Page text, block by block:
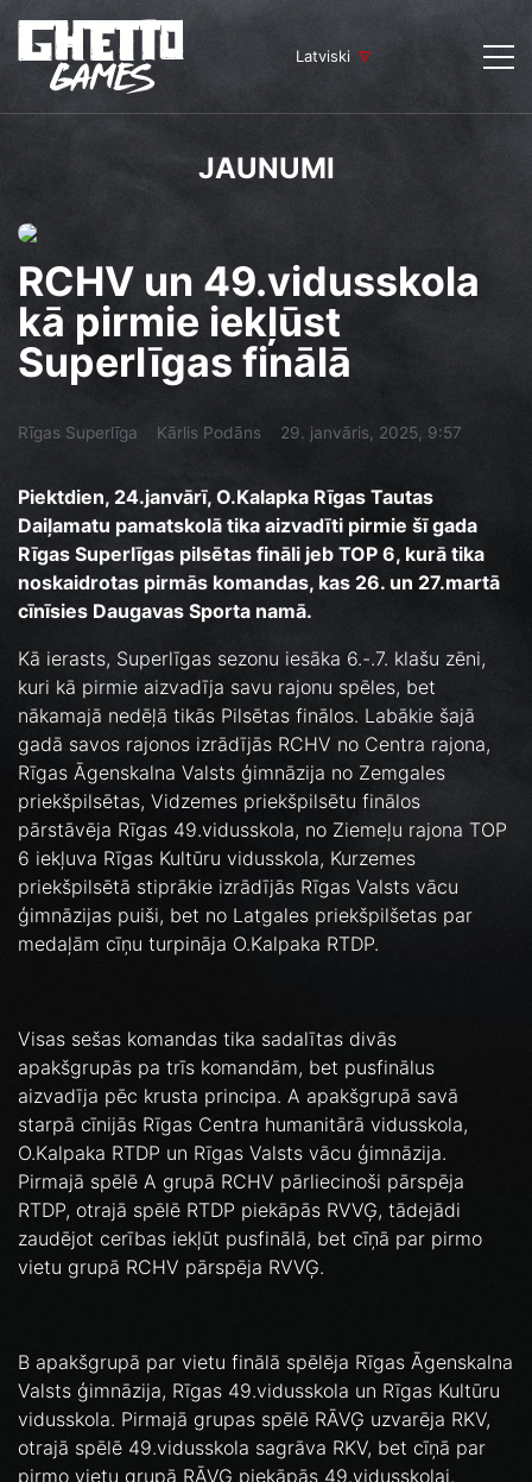
Latviski
JAUNUMI
RCHV un 49.vidusskola
kā pirmie iekļūst
Superlīgas finālā
Rīgas Superlīga Kārlis Podāns 29. janvāris, 2025, 9:57
Piektdien, 24.janvārī, O.Kalapka Rīgas Tautas
Daiļamatu pamatskolā tika aizvadīti pirmie šī gada
Rīgas Superlīgas pilsētas fināli jeb TOP 6, kurā tika
noskaidrotas pirmās komandas, kas 26. un 27.martā
cīnīsies Daugavas Sporta namā.
Kā ierasts, Superlīgas sezonu iesāka 6.-.7. klašu zēni,
kuri kā pirmie aizvadīja savu rajonu spēles, bet
nākamajā nedēļā tikās Pilsētas finālos. Labākie šajā
gadā savos rajonos izrādījās RCHV no Centra rajona,
Rīgas Āgenskalna Valsts ģimnāzija no Zemgales
priekšpilsētas, Vidzemes priekšpilsētu finālos
pārstāvēja Rīgas 49.vidusskola, no Ziemeļu rajona TOP
6 iekļuva Rīgas Kultūru vidusskola, Kurzemes
priekšpilsētā stiprākie izrādījās Rīgas Valsts vācu
ģimnāzijas puiši, bet no Latgales priekšpilšetas par
medaļām cīņu turpināja O.Kalpaka RTDP.
Visas sešas komandas tika sadalītas divās
apakšgrupās pa trīs komandām, bet pusfinālus
aizvadīja pēc krusta principa. A apakšgrupā savā
starpā cīnijās Rīgas Centra humanitārā vidusskola,
O.Kalpaka RTDP un Rīgas Valsts vācu ģimnāzija.
Pirmajā spēlē A grupā RCHV pārliecinoši pārspēja
RTDP, otrajā spēlē RTDP piekāpās RVVĢ, tādejādi
zaudējot cerības iekļūt pusfinālā, bet cīņā par pirmo
vietu grupā RCHV pārspēja RVVĢ.
B apakšgrupā par vietu finālā spēlēja Rīgas Āgenskalna
Valsts ģimnāzija, Rīgas 49.vidusskola un Rīgas Kultūru
vidusskola. Pirmajā grupas spēlē RĀVĢ uzvarēja RKV,
otrajā spēlē 49.vidusskola sagrāva RKV, bet cīņā par
pirmo vietu grupā RĀVĢ piekāpās 49.vidusskolai.